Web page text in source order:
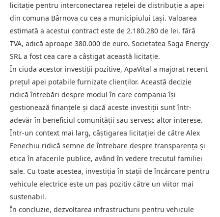
licitație pentru interconectarea rețelei de distribuție a apei
din comuna Bârnova cu cea a municipiului Iași. Valoarea
estimată a acestui contract este de 2.180.280 de lei, fără
TVA, adică aproape 380.000 de euro. Societatea Saga Energy
SRL a fost cea care a câștigat această licitație.
În ciuda acestor investiții pozitive, ApaVital a majorat recent
prețul apei potabile furnizate clienților. Această decizie
ridică întrebări despre modul în care compania își
gestionează finanțele și dacă aceste investiții sunt într-
adevăr în beneficiul comunității sau servesc altor interese.
Într-un context mai larg, câștigarea licitației de către Alex
Fenechiu ridică semne de întrebare despre transparența și
etica în afacerile publice, având în vedere trecutul familiei
sale. Cu toate acestea, investiția în stații de încărcare pentru
vehicule electrice este un pas pozitiv către un viitor mai
sustenabil.
În concluzie, dezvoltarea infrastructurii pentru vehicule